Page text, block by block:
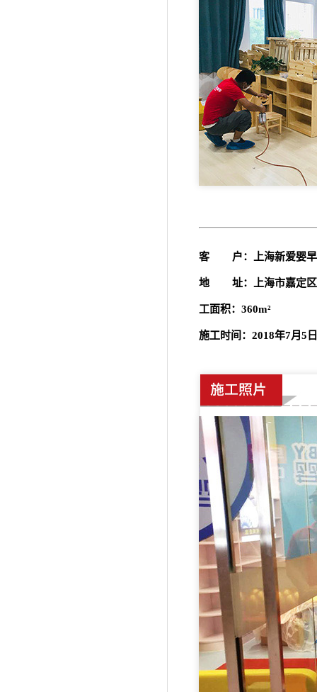
客 户：上海新爱婴早
地 址：上海市嘉定区
工面积：360m²
施工时间：2018年7月5日